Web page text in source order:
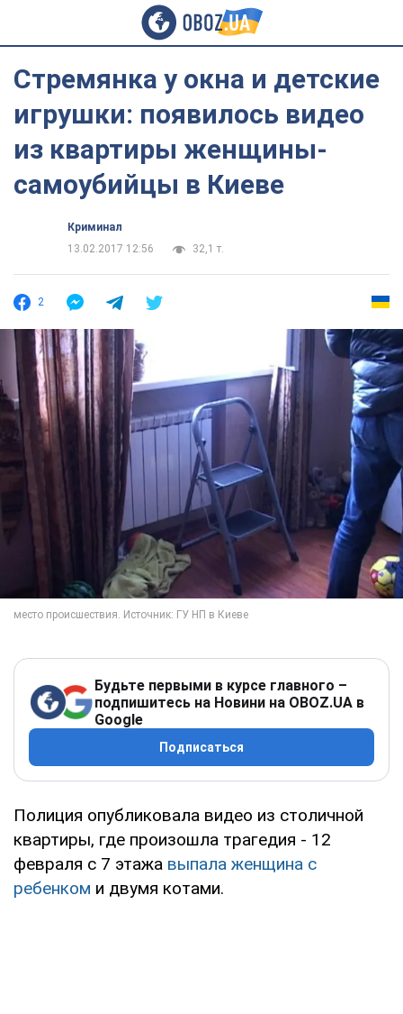
Стремянка у окна и детские
игрушки: появилось видео
из квартиры женщины-
самоубийцы в Киеве
Криминал
13.02.2017 12:56
32,1 т.
2
Будьте первыми в курсе главного –
подпишитесь на Новини на OBOZ.UA в
Google
Подписаться
Полиция опубликовала видео из столичной
квартиры, где произошла трагедия - 12
февраля с 7 этажа выпала женщина с
ребенком и двумя котами.